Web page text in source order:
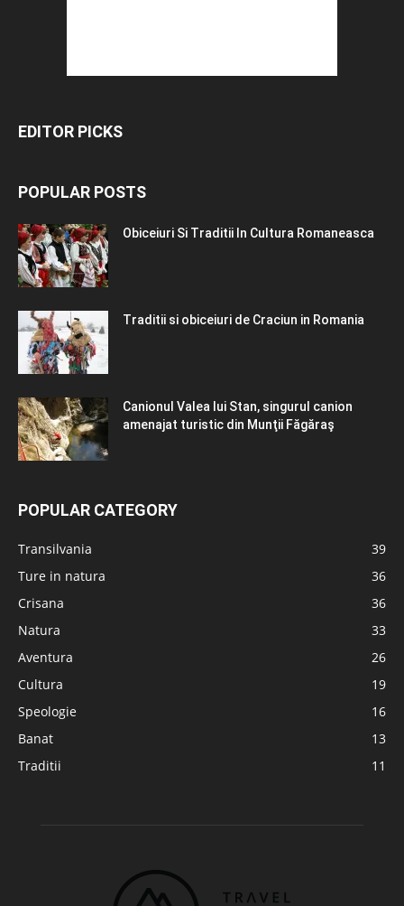
EDITOR PICKS
POPULAR POSTS
Obiceiuri Si Traditii In Cultura Romaneasca
Traditii si obiceiuri de Craciun in Romania
Canionul Valea lui Stan, singurul canion
amenajat turistic din Munţii Făgăraş
POPULAR CATEGORY
Transilvania
39
Ture in natura
36
Crisana
36
Natura
33
Aventura
26
Cultura
19
Speologie
16
Banat
13
Traditii
11